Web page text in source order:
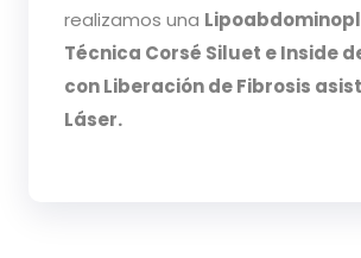
realizamos una
Técnica Corsé Siluet e Inside
con Liberación de Fibrosis
Láser.